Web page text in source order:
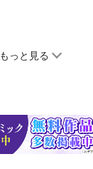
もっと見る